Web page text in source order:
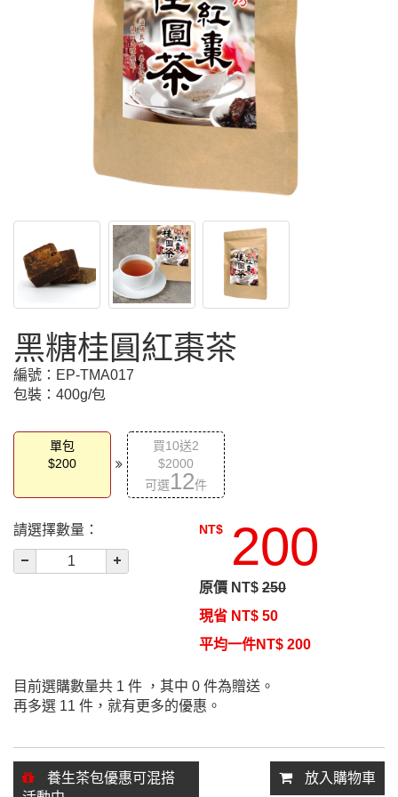
黑糖桂圓紅棗茶
編號： EP-TMA017
包裝：400g/包
單包
$200
買10送2
$2000
可選12件
請選擇數量： NT$ 200
原價 NT$ 250
現省 NT$ 50
平均一件NT$ 200
目前選購數量共 1 件 ，其中 0 件為贈送。
再多選 11 件，就有更多的優惠。
養生茶包優惠可混搭
放入購物車